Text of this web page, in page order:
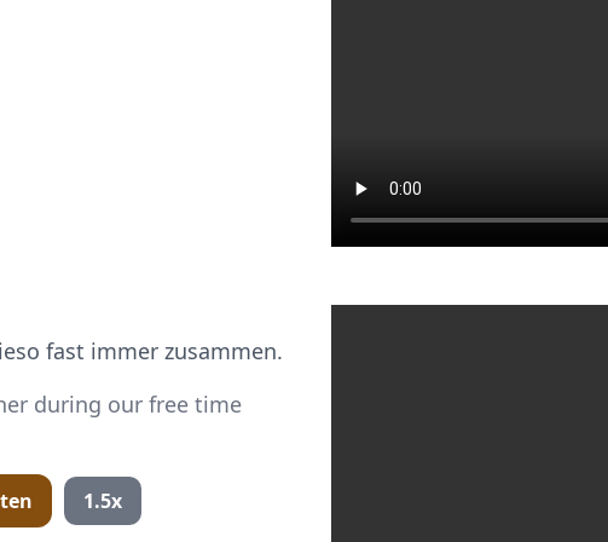
fast immer zusammen.
during our free time
1.5x